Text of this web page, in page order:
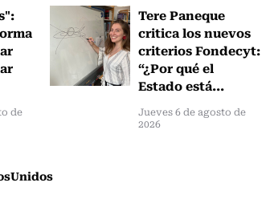
de
Tere Paneque
critica los nuevos
criterios Fondecyt:
“¿Por qué el
Estado está...
Jueves 6 de agosto de
2026